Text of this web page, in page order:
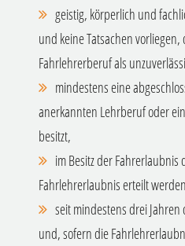
geistig, körperlich und
und keine Tatsachen
Fahrlehrerberuf als
mindestens eine
anerkannten Lehrberuf oder
besitzt,
im Besitz der Fahrerlaubnis
Fahrlehrerlaubnis erteilt
seit mindestens drei
und, sofern die